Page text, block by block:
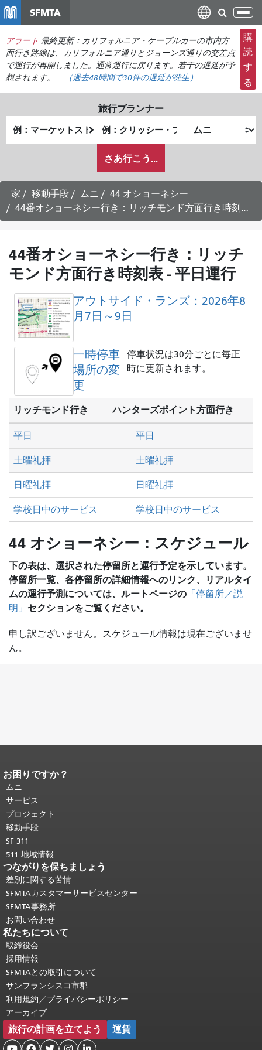
ン
コ
ン
テ
ン
ツ
移
SFMTA
ナ
ビ
ゲ
ー
シ
ョ
の
切
り
え
アラート 最終更新：カリフォルニア・ケーブルカーの市内方
面行き路線は、カリフォルニア通りとジョーンズ通りの交差点
で運行が再開しました。通常運行に戻ります。若干の遅延が予
想されます。
（過去48時間で30件の遅延が発生）
購
読
す
る
旅行プランナー
出
発
終
了
が
ど
の
よ
う
旅
し
た
か
さあ行こう...
家 移動手段 ムニ
44 オショーネシー
44番オショーネシー行き：リッチモンド方面行き時刻表 - 平日運行
44番オショーネシー行き：リッチ
モンド方面行き時刻表 - 平日運行
アウトサイド・ランズ：2026年8
月7日～9日
一時停車
場所の変
更
停車状況は30分ごとに毎正
時に更新されます。
リッチモンド行き ハンターズポイント方面行き
土曜礼拝 土曜礼拝
日曜礼拝 日曜礼拝
平日 平日
学校日中のサービス 学校日中のサービス
44 オショーネシー：スケジュール
下の表は、選択された停留所と運行予定を示しています。
停留所一覧、各停留所の詳細情報へのリンク、リアルタイ
ムの運行予測については、ルートページの 「停留所／説
明」 セクションをご覧ください。
申し訳ございません。スケジュール情報は現在ございませ
ん。
ページコンテンツの終わり。
ジの残りの部分はすべてのページで繰
り返されます。
頭に戻る。
お困りですか？
ムニ
サービス
プロジェクト
移動手段
SF 311
511 地域情報
つながりを保ちましょう
差別に関する苦情
SFMTAカスタマーサービスセンター
SFMTA事務所
お問い合わせ
私たちについて
取締役会
採用情報
SFMTAとの取引について
サンフランシスコ市郡
利用規約／プライバシーポリシー
アーカイブ
旅行の計画を立てよう 運賃